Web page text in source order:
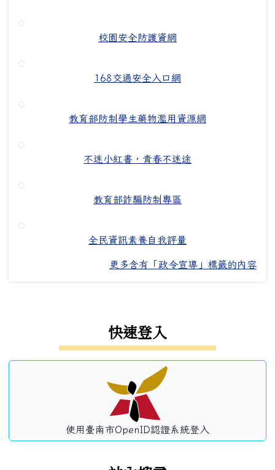
校園安全防護資網
168交通安全入口網
教育部防制學生藥物濫用資源網
不迷小紅書，青春不迷途
教育部詐騙防制專區
全民資訊素養自我評量
更多含有「政令宣導」標籤的內容
快速登入
使用臺南市OpenID認證系統登入